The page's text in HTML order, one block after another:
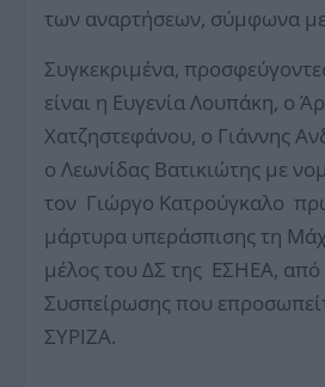
των αναρτήσεων, σύμφωνα
Συγκεκριμένα,
είναι η Ευγενία Λουπάκη, ο
Χατζηστεφάνου, ο Γιάννης
ο Λεωνίδας Βατικιώτης με
τον Γιώργο Κατρούγκαλο
μάρτυρα υπεράσπισης τη
μέλος του ΔΣ της ΕΣΗΕΑ, από
Συσπείρωσης που
ΣΥΡΙΖΑ.